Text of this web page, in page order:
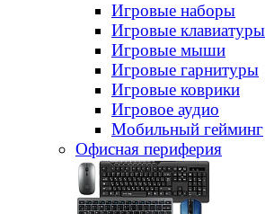
Игровые наборы
Игровые клавиатуры
Игровые мыши
Игровые гарнитуры
Игровые коврики
Игровое аудио
Мобильный гейминг
Офисная периферия